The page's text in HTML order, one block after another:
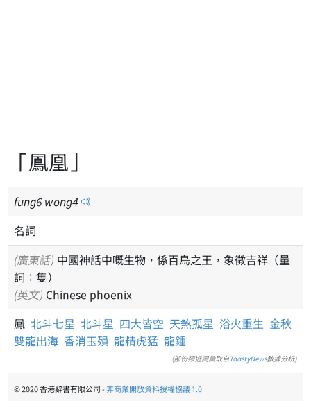
「鳳凰」
fung6wong4
名詞
(廣東話) 中國神話中嘅生物，係百鳥之王，象徵吉祥（量
詞：隻）
(英文) Chinese phoenix
鳳 北斗七星 北斗星 四大皆空 天煞孤星 浴火重生 金秋
雙龍出海 香消玉殞 龍精虎猛 龍鍾
(部份類近詞彙取自ToastyNews數據分析)
© 2020 香港辭書有限公司 -非商業開放資料授權協議 1.0